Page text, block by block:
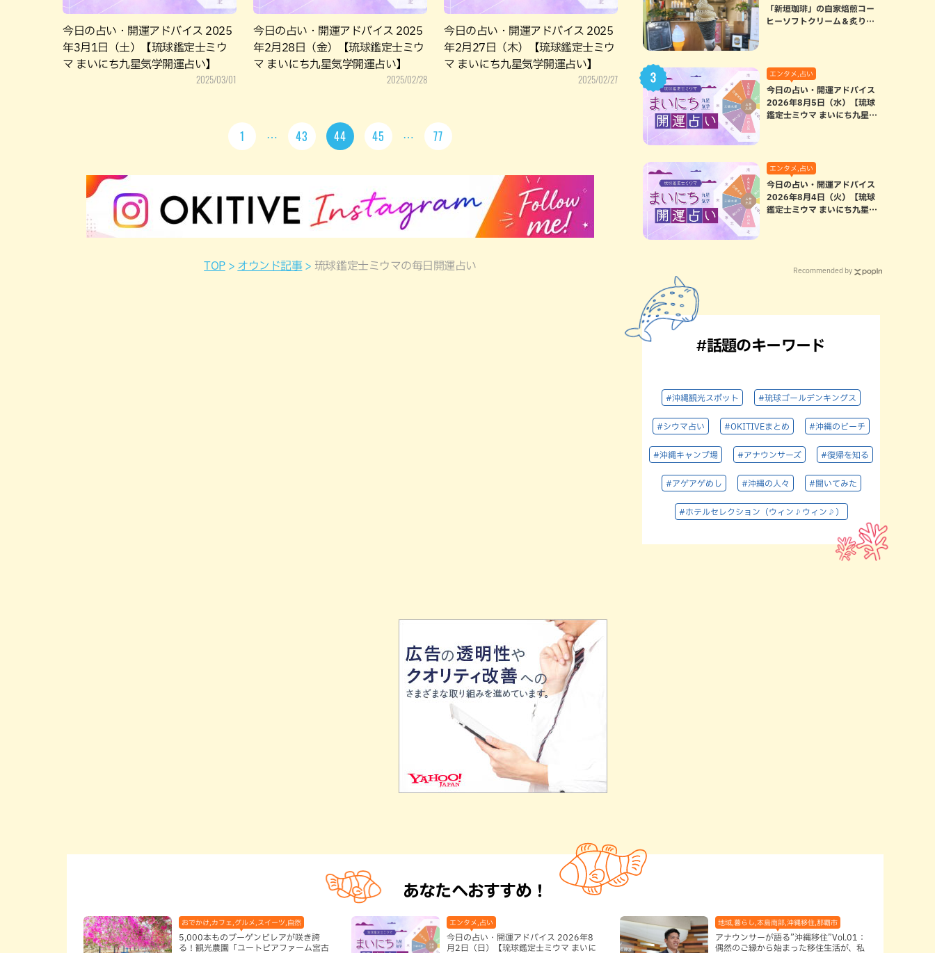
今日の占い・開運アドバイス 2025
年3月1日（土）【琉球鑑定士ミウ
マ まいにち九星気学開運占い】
2025/03/01
今日の占い・開運アドバイス 2025
年2月28日（金）【琉球鑑定士ミウ
マ まいにち九星気学開運占い】
2025/02/28
今日の占い・開運アドバイス 2025
年2月27日（木）【琉球鑑定士ミウ
マ まいにち九星気学開運占い】
2025/02/27
1 43 44 45 77
TOP オウンド記事 琉球鑑定士ミウマの毎日開運占い
「新垣珈琲」の自家焙煎コー
ヒーソフトクリーム＆炙りマ
エンタメ,占い
今日の占い・開運アドバイス
2026年8月5日（水）【琉球
鑑定士ミウマ まいにち九星気
エンタメ,占い
今日の占い・開運アドバイス
2026年8月4日（火）【琉球
鑑定士ミウマ まいにち九星気
Recommended by
#話題のキーワード
#沖縄観光スポット #琉球ゴールデンキングス
#シウマ占い #OKITIVEまとめ #沖縄のビーチ
#沖縄キャンプ場 #アナウンサーズ #復帰を知る
#アゲアゲめし #沖縄の人々 #聞いてみた
#ホテルセレクション（ウィン♪ウィン♪）
あなたへおすすめ！
おでかけ,カフェ,グルメ,スイーツ,自然
5,000本ものブーゲンビレアが咲き誇
る！観光農園「ユートピアファーム宮古
エンタメ,占い
今日の占い・開運アドバイス 2026年8
月2日（日）【琉球鑑定士ミウマ まいに
地域,暮らし,本島南部,沖縄移住,那覇市
アナウンサーが語る”沖縄移住”Vol.01：
偶然のご縁から始まった移住生活が、私